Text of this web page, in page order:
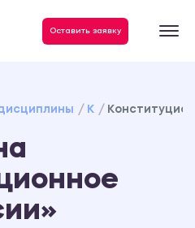
Оставить заявку
К